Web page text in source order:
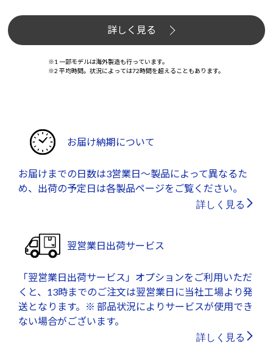
詳しく見る
※1 一部モデルは海外製造も行っています。
※2 平均時間。状況によっては72時間を超えることもあります。
お届け納期について
お届けまでの日数は3営業日～製品によって異なるた
め、出荷の予定日は各製品ページをご覧ください。
詳しく見る
翌営業日出荷サービス
「翌営業日出荷サービス」オプションをご利用いただ
くと、13時までのご注文は翌営業日に当社工場より発
送となります。※ 部品状況によりサービスが使用でき
ない場合がございます。
詳しく見る